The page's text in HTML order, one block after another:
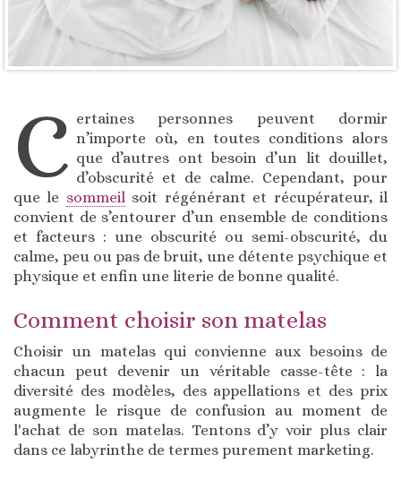
C ertaines personnes peuvent dormir
n’importe où, en toutes conditions alors
que d’autres ont besoin d’un lit douillet,
d’obscurité et de calme. Cependant, pour
que le sommeilsoit régénérant et récupérateur, il
convient de s’entourer d’un ensemble de conditions
et facteurs : une obscurité ou semi-obscurité, du
calme, peu ou pas de bruit, une détente psychique et
physique et enfin une literie de bonne qualité.
Comment choisir son matelas
Choisir un matelas qui convienne aux besoins de
chacun peut devenir un véritable casse-tête : la
diversité des modèles, des appellations et des prix
augmente le risque de confusion au moment de
l'achat de son matelas. Tentons d’y voir plus clair
dans ce labyrinthe de termes purement marketing.